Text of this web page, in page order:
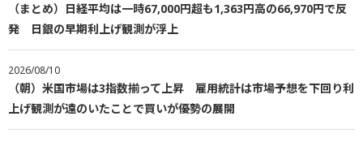
（まとめ）日経平均は一時67,000円超も1,363円高の66,970円で反
発 日銀の早期利上げ観測が浮上
2026/08/10
（朝）米国市場は3指数揃って上昇 雇用統計は市場予想を下回り利
上げ観測が遠のいたことで買いが優勢の展開